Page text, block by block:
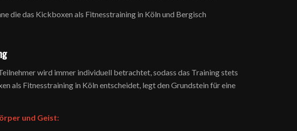
die das Kickboxen als Fitnesstraining in Köln und Bergisch
wird immer individuell betrachtet, sodass das Training stets
als Fitnesstraining in Köln entscheidet, legt den Grundstein für eine
und Geist: